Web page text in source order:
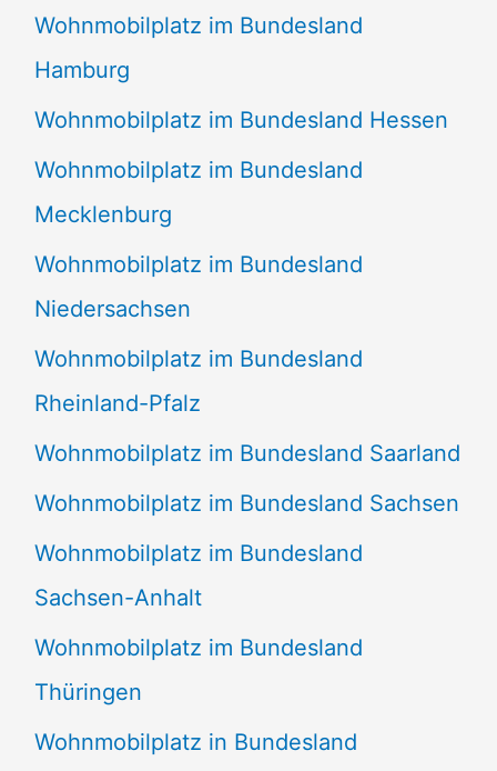
Wohnmobilplatz im Bundesland
Hamburg
Wohnmobilplatz im Bundesland Hessen
Wohnmobilplatz im Bundesland
Mecklenburg
Wohnmobilplatz im Bundesland
Niedersachsen
Wohnmobilplatz im Bundesland
Rheinland-Pfalz
Wohnmobilplatz im Bundesland Saarland
Wohnmobilplatz im Bundesland Sachsen
Wohnmobilplatz im Bundesland
Sachsen-Anhalt
Wohnmobilplatz im Bundesland
Thüringen
Wohnmobilplatz in Bundesland